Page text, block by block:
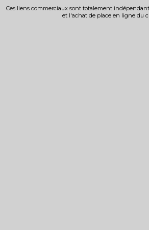
Ces liens commerciaux sont totalement
et l'achat de place en ligne du